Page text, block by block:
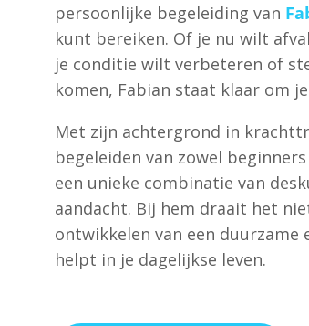
persoonlijke begeleiding van
kunt bereiken. Of je nu wilt
je conditie wilt verbeteren of
komen, Fabian staat klaar om
Met zijn achtergrond in
begeleiden van zowel
een unieke combinatie van
aandacht. Bij hem draait het
ontwikkelen van een
helpt in je dagelijkse leven.